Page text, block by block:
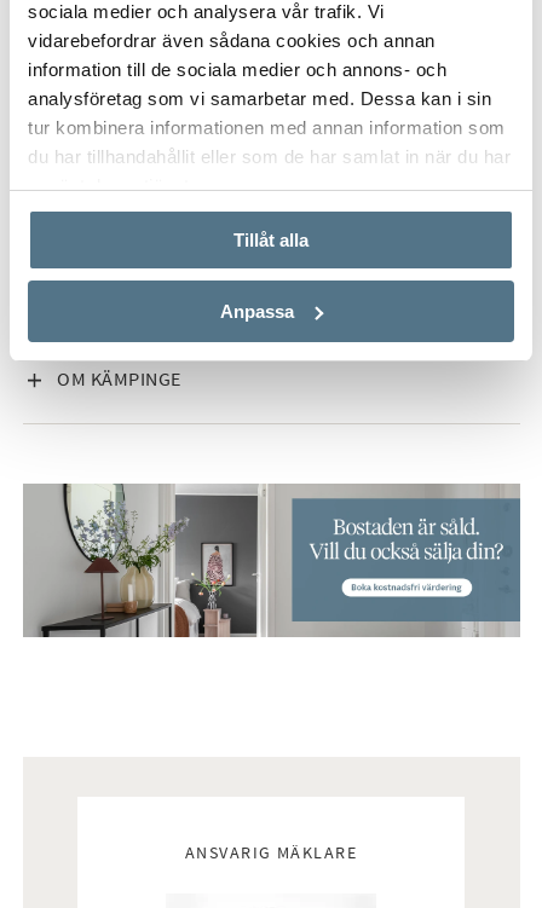
sociala medier och analysera vår trafik. Vi
vidarebefordrar även sådana cookies och annan
information till de sociala medier och annons- och
analysföretag som vi samarbetar med. Dessa kan i sin
tur kombinera informationen med annan information som
du har tillhandahållit eller som de har samlat in när du har
använt deras tjänster.
Tillåt alla
Anpassa
ALLA BILDER (5)
OM KÄMPINGE
VISA INNEHÅLL
ANSVARIG MÄKLARE